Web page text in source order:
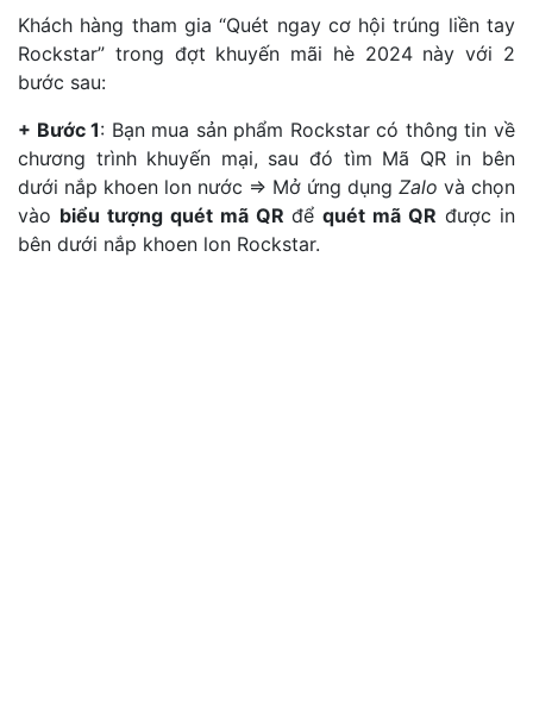
Khách hàng tham gia “Quét ngay cơ hội trúng liền tay
Rockstar” trong đợt khuyến mãi hè 2024 này với 2
bước sau:
+ Bước 1: Bạn mua sản phẩm Rockstar có thông tin về
chương trình khuyến mại, sau đó tìm Mã QR in bên
dưới nắp khoen lon nước ⇒ Mở ứng dụng Zalo và chọn
vào biểu tượng quét mã QR đểquét mã QR được in
bên dưới nắp khoen lon Rockstar.